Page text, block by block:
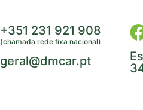
+351 231 921 908
(chamada rede fixa nacional)
geral@dmcar.pt